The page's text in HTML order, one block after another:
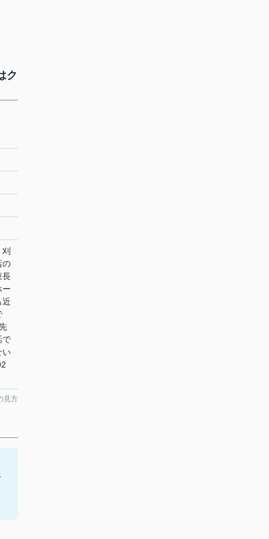
ク
の
長
近
で
い
見方